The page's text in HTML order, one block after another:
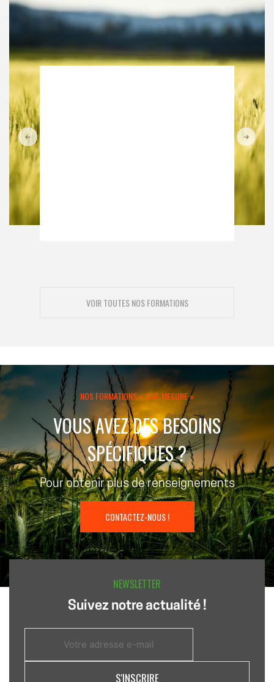
VOIR TOUTES NOS FORMATIONS
NOS FORMATIONS « SUR-MESURE »
VOUS AVEZ DES BESOINS
SPÉCIFIQUES ?
Pour obtenir plus de renseignements
CONTACTEZ-NOUS !
NEWSLETTER
Suivez notre actualité !